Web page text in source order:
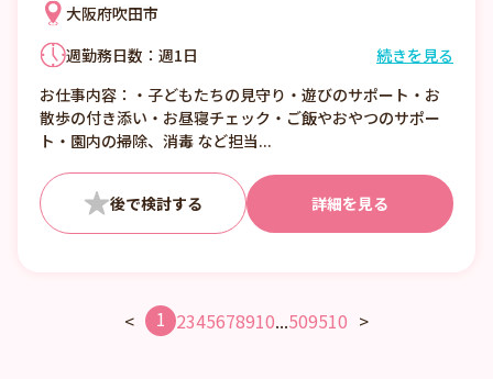
大阪府吹田市
週勤務日数：週1日
②8:00〜17:00 （休憩1:00）
③12:00〜21:00 （休憩1:00）
■日数・曜日・時間帯相談可
■曜日・時間帯は固定可
続きを見る
お仕事内容：・子どもたちの見守り・遊びのサポート・お
散歩の付き添い・お昼寝チェック・ご飯やおやつのサポー
ト・園内の掃除、消毒 など担当...
詳細を見る
< 1 2345678910...509510 >